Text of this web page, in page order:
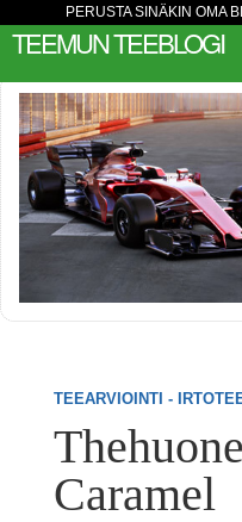
PERUSTA SINÄKIN OMA
TEEMUN TEEBLOGI
TEEARVIOINTI -
Caramel